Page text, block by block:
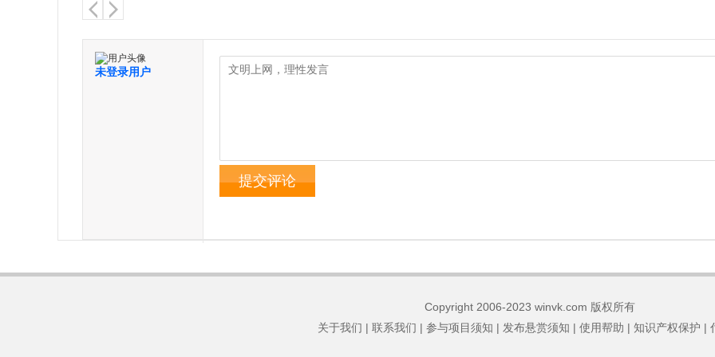
未登录用户
提交评论
Copyright 2006-2023 winvk.com 版权所有
关于我们 | 联系我们 | 参与项目须知 | 发布悬赏须知 | 使用帮助 | 知识产权保护 |